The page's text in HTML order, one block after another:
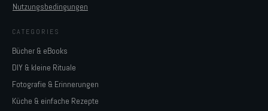
Nutzungsbedingungen
CATEGORIES
Bücher & eBooks
DIY & kleine Rituale
Fotografie & Erinnerungen
Küche & einfache Rezepte